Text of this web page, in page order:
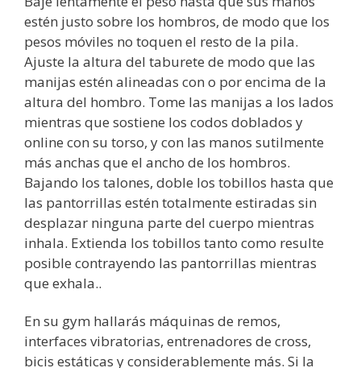
estén justo sobre los hombros, de modo que los
pesos móviles no toquen el resto de la pila.
Ajuste la altura del taburete de modo que las
manijas estén alineadas con o por encima de la
altura del hombro. Tome las manijas a los lados
mientras que sostiene los codos doblados y
online con su torso, y con las manos sutilmente
más anchas que el ancho de los hombros.
Bajando los talones, doble los tobillos hasta que
las pantorrillas estén totalmente estiradas sin
desplazar ninguna parte del cuerpo mientras
inhala. Extienda los tobillos tanto como resulte
posible contrayendo las pantorrillas mientras
que exhala..
En su gym hallarás máquinas de remos,
interfaces vibratorias, entrenadores de cross,
bicis estáticas y considerablemente más. Si la